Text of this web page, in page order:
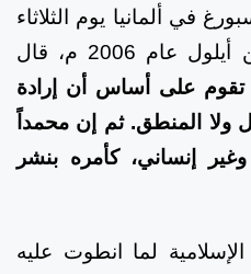
في ألمانيا يوم الثلاثاء
الواقع في الثاني عشر من أيلول عام 2006 م، قال
تقوم على أساس أن إرادة
ولا المنطق. ثم إن محمداً
إنساني، كأمره بنشر
لما انطوت عليه